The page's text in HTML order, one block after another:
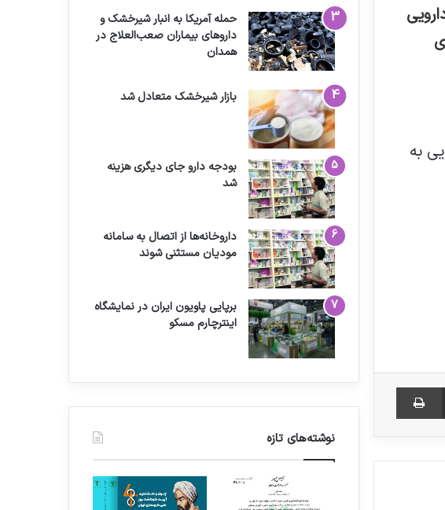
به
اشتراک گذاری از طریق ایمیل
را از
حمله آمریکا به انبار شیرخشک و
داروهای بیماران صعب‌العلاج در
همدان
بازار شیرخشک متعادل شد
بودجه دارو جای دیگری هزینه
شد
داروخانه‌ها از اتصال به سامانه
مودیان مستثنی شوند
برپایی پاویون ایران در نمایشگاه
اینترچارم مسکو
نوشته‌های تازه